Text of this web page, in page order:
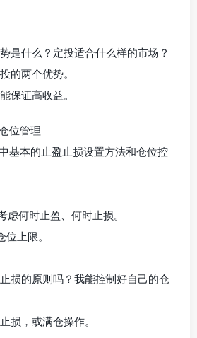
是什么？定投适合什么样的市场？
的两个优势。
保证高收益。
位管理
基本的止盈止损设置方法和仓位控
虑何时止盈、何时止损。
上限。
损的原则吗？我能控制好自己的仓
损，或满仓操作。